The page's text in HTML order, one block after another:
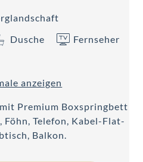
Dusche
Fernseher
anzeigen
mit Premium Boxspringbett
Föhn, Telefon, Kabel-Flat-
Balkon.